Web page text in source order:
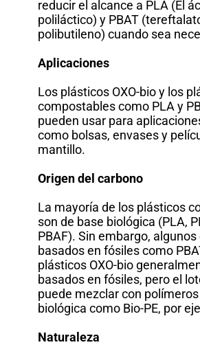
reducir el alcance a PLA (El
poliláctico) y PBAT
polibutileno) cuando sea
Aplicaciones
Los plásticos OXO-bio y los
compostables como PLA y
pueden usar para
como bolsas, envases y
mantillo.
Origen del carbono
La mayoría de los plásticos
son de base biológica (PLA,
PBAF). Sin embargo, algunos
basados ​​en fósiles como
plásticos OXO-bio
basados ​​en fósiles, pero el
puede mezclar con
biológica como Bio-PE, por
Naturaleza